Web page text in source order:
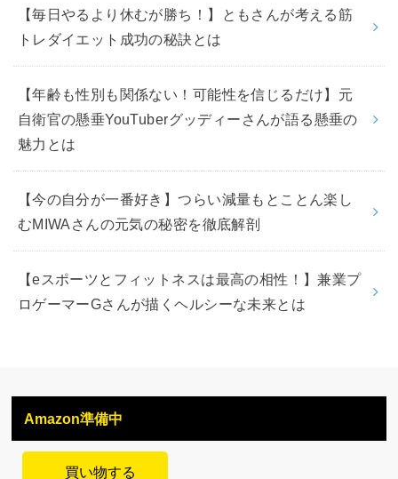
【毎日やるより休むが勝ち！】ともさんが考える筋
トレダイエット成功の秘訣とは
【年齢も性別も関係ない！可能性を信じるだけ】元
自衛官の懸垂YouTuberグッディーさんが語る懸垂の
魅力とは
【今の自分が一番好き】つらい減量もとことん楽し
むMIWAさんの元気の秘密を徹底解剖
【eスポーツとフィットネスは最高の相性！】兼業プ
ロゲーマーGさんが描くヘルシーな未来とは
Amazon準備中
買い物する